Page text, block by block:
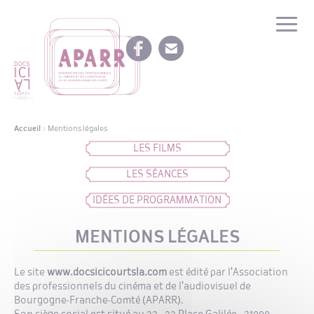
Accueil > Mentions légales
LES FILMS
LES SÉANCES
IDÉES DE PROGRAMMATION
MENTIONS LÉGALES
Le site www.docsicicourtsla.com est édité par l'Association
des professionnels du cinéma et de l'audiovisuel de
Bourgogne-Franche-Comté (APARR).